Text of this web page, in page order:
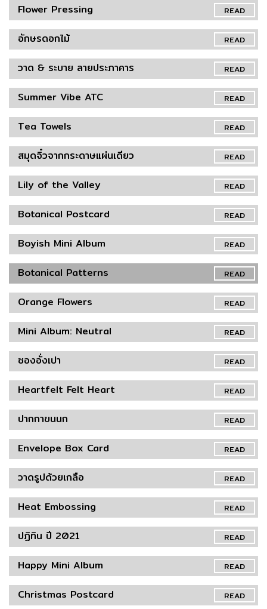
READ
Flower Pressing
READ
อักษรดอกไม้
READ
วาด & ระบาย ลายประภาคาร
READ
Summer Vibe ATC
READ
Tea Towels
READ
สมุดจิ๋วจากกระดาษแผ่นเดียว
READ
Lily of the Valley
READ
Botanical Postcard
READ
Boyish Mini Album
READ
Botanical Patterns
READ
Orange Flowers
READ
Mini Album: Neutral
READ
ซองอั่งเปา
READ
Heartfelt Felt Heart
READ
ปากกาขนนก
READ
Envelope Box Card
READ
วาดรูปด้วยเกลือ
READ
Heat Embossing
READ
ปฏิทิน ปี 2021
READ
Happy Mini Album
READ
Christmas Postcard